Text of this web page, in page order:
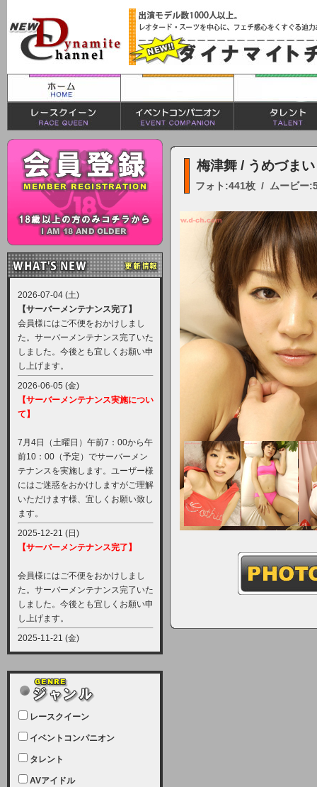
2026-07-04 (土)
【サーバーメンテナンス完了】
会員様にはご不便をおかけしまし
た。サーバーメンテナンス完了いた
しました。今後とも宜しくお願い申
し上げます。
2026-06-05 (金)
【サーバーメンテナンス実施につい
て】
7月4日（土曜日）午前7：00から午
前10：00（予定）でサーバーメン
テナンスを実施します。ユーザー様
にはご迷惑をおかけしますがご理解
いただけます様、宜しくお願い致し
ます。
2025-12-21 (日)
【サーバーメンテナンス完了】
会員様にはご不便をおかけしまし
た。サーバーメンテナンス完了いた
しました。今後とも宜しくお願い申
し上げます。
2025-11-21 (金)
【サーバーメンテナンス実施につい
12月21日（日曜日）午前9：00か
ら午前11：00（予定）でサーバー
メンテナンスを実施します。ユーザ
ー様にはご迷惑をおかけしますがご
理解いただけます様、宜しくお願い
致します。
レースクイーン
イベントコンパニオン
タレント
AVアイドル
梅津舞 / うめづまい
フォト:441枚 / ムービー